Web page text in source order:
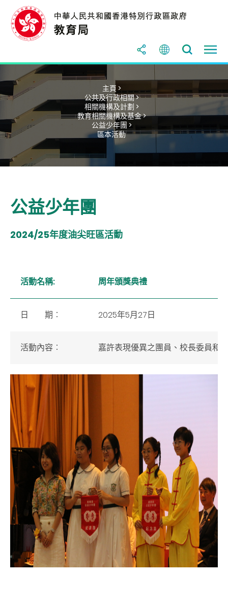
主頁 >
公共及行政相關 >
相關機構及計劃 >
教育相關機構及基金 >
公益少年團 >
區本活動
公益少年團
2024/25年度油尖旺區活動
活動名稱: 周年頒獎典禮
日 期︰ 2025年5月27日
活動內容︰ 嘉許表現優異之團員、校長委員和